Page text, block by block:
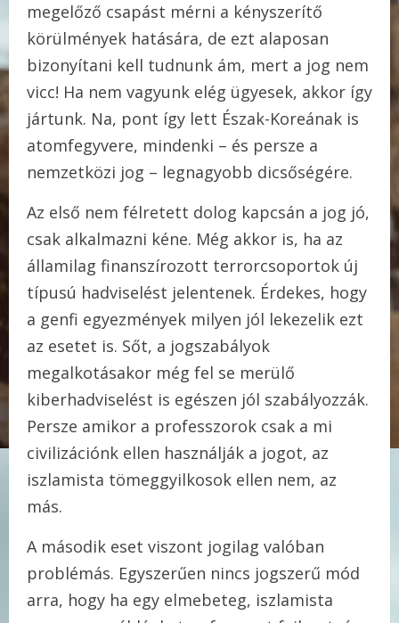
megelőző csapást mérni a kényszerítő
körülmények hatására, de ezt alaposan
bizonyítani kell tudnunk ám, mert a jog nem
vicc! Ha nem vagyunk elég ügyesek, akkor így
jártunk. Na, pont így lett Észak-Koreának is
atomfegyvere, mindenki – és persze a
nemzetközi jog – legnagyobb dicsőségére.
Az első nem félretett dolog kapcsán a jog jó,
csak alkalmazni kéne. Még akkor is, ha az
államilag finanszírozott terrorcsoportok új
típusú hadviselést jelentenek. Érdekes, hogy
a genfi egyezmények milyen jól lekezelik ezt
az esetet is. Sőt, a jogszabályok
megalkotásakor még fel se merülő
kiberhadviselést is egészen jól szabályozzák.
Persze amikor a professzorok csak a mi
civilizációnk ellen használják a jogot, az
iszlamista tömeggyilkosok ellen nem, az
más.
A második eset viszont jogilag valóban
problémás. Egyszerűen nincs jogszerű mód
arra, hogy ha egy elmebeteg, iszlamista